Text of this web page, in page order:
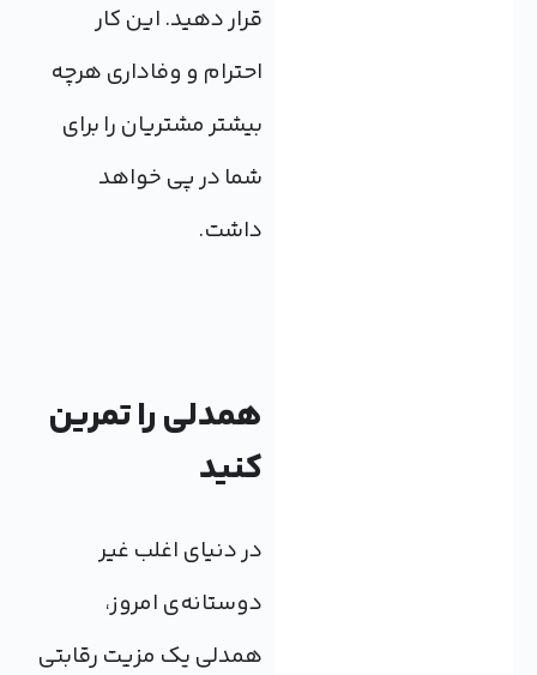
قرار دهید. این کار
احترام و وفاداری هرچه
بیشتر مشتریان را برای
شما در پی خواهد
داشت.
همدلی را تمرین
کنید
در دنیای اغلب غیر
دوستانه‌ی امروز،
همدلی یک مزیت رقابتی